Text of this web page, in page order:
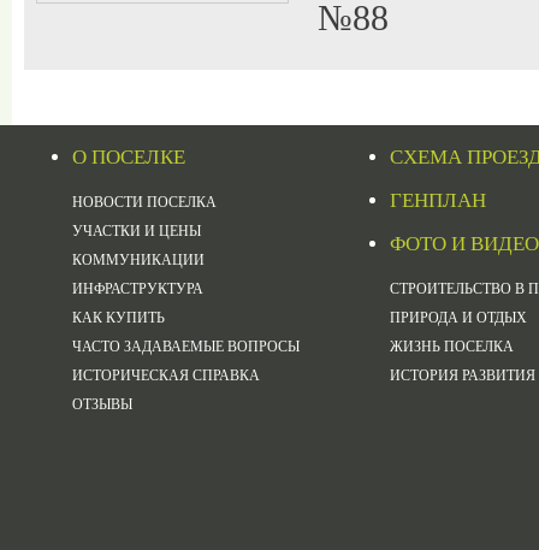
№88
О ПОСЕЛКЕ
НОВОСТИ ПОСЕЛКА
УЧАСТКИ И ЦЕНЫ
КОММУНИКАЦИИ
ИНФРАСТРУКТУРА
КАК КУПИТЬ
ЧАСТО ЗАДАВАЕМЫЕ ВОПРОСЫ
ИСТОРИЧЕСКАЯ СПРАВКА
ОТЗЫВЫ
СХЕМА
ГЕНПЛАН
ФОТО И ВИДЕО
СТРОИТЕЛЬСТВО В
ПРИРОДА И ОТДЫХ
ЖИЗНЬ ПОСЕЛКА
ИСТОРИЯ